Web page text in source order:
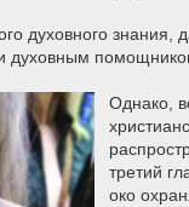
духовного знания,
Однако,
третий
око